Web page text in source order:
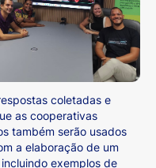
coletadas e
as cooperativas
também serão usados
a elaboração de um
exemplos de